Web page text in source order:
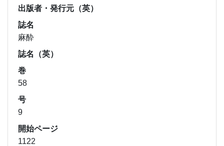
出版者・発行元（英）
誌名
麻酔
誌名（英）
巻
58
号
9
開始ページ
1122